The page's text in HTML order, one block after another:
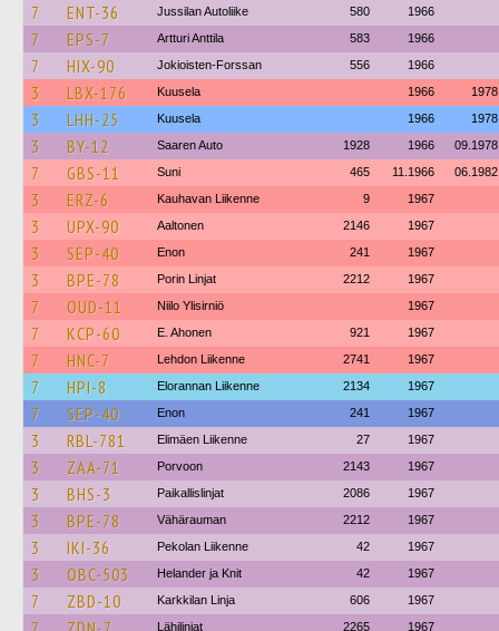
7 ENT-36 Jussilan Autoliike 580 1966
7 EPS-7 Artturi Anttila 583 1966
7 HIX-90 Jokioisten-Forssan 556 1966
3 LBX-176 Kuusela 1966 1978
3 LHH-25 Kuusela 1966 1978
3 BY-12 Saaren Auto 1928 1966 09.1978
7 GBS-11 Suni 465 11.1966 06.1982
3 ERZ-6 Kauhavan Liikenne 9 1967
3 UPX-90 Aaltonen 2146 1967
3 SEP-40 Enon 241 1967
3 BPE-78 Porin Linjat 2212 1967
7 OUD-11 Niilo Ylisirniö 1967
7 KCP-60 E. Ahonen 921 1967
7 HNC-7 Lehdon Liikenne 2741 1967
7 HPI-8 Elorannan Liikenne 2134 1967
7 SEP-40 Enon 241 1967
3 RBL-781 Elimäen Liikenne 27 1967
3 ZAA-71 Porvoon 2143 1967
3 BHS-3 Paikallislinjat 2086 1967
3 BPE-78 Vähärauman 2212 1967
3 IKI-36 Pekolan Liikenne 42 1967
3 OBC-503 Helander ja Knit 42 1967
7 ZBD-10 Karkkilan Linja 606 1967
Lähilinjat 2265 1967